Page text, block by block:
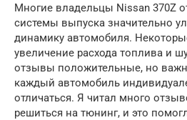
Многие владельцы Nissan 370Z
системы выпуска значительно
динамику автомобиля.
увеличение расхода топлива и
отзывы положительные, но
каждый автомобиль
отличаться. Я читал много
решиться на тюнинг, и это